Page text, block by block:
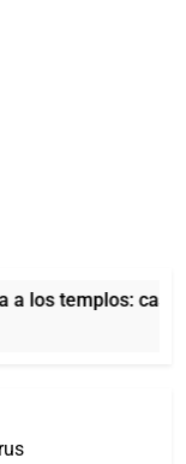
los templos: casi